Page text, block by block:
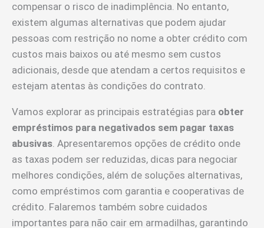
compensar o risco de inadimplência. No entanto,
existem algumas alternativas que podem ajudar
pessoas com restrição no nome a obter crédito com
custos mais baixos ou até mesmo sem custos
adicionais, desde que atendam a certos requisitos e
estejam atentas às condições do contrato.
Vamos explorar as principais estratégias para obter
empréstimos para negativados sem pagar taxas
abusivas. Apresentaremos opções de crédito onde
as taxas podem ser reduzidas, dicas para negociar
melhores condições, além de soluções alternativas,
como empréstimos com garantia e cooperativas de
crédito. Falaremos também sobre cuidados
importantes para não cair em armadilhas, garantindo